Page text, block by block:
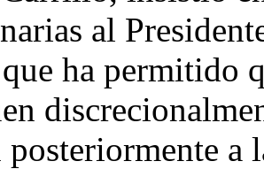
al
ha permitido
a